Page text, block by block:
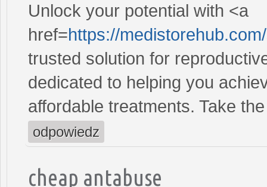
Unlock your potential with <a
href=https://
trusted solution for
dedicated to helping you
affordable treatments. Take
odpowiedz
cheap antabuse